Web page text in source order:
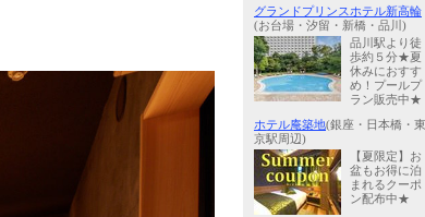
グランドプリンスホテル新高輪
(お台場・汐留・新橋・品川)
品川駅より徒
歩約５分★夏
休みにおすす
め！プールプ
ラン販売中★
ホテル庵築地(銀座・日本橋・東
京駅周辺)
【夏限定】お
盆もお得に泊
まれるクーポ
ン配布中★